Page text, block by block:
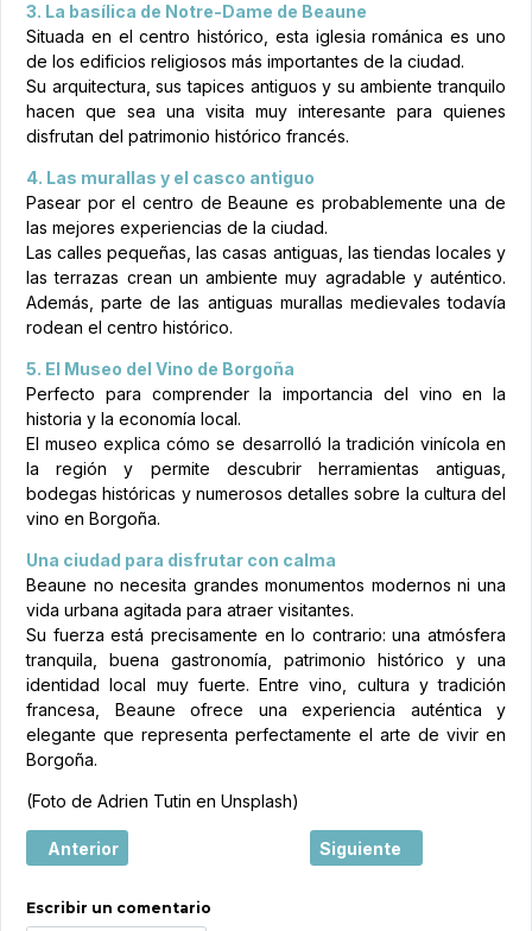
3. La basílica de Notre-Dame de Beaune
Situada en el centro histórico, esta iglesia románica es uno
de los edificios religiosos más importantes de la ciudad.
Su arquitectura, sus tapices antiguos y su ambiente tranquilo
hacen que sea una visita muy interesante para quienes
disfrutan del patrimonio histórico francés.
4. Las murallas y el casco antiguo
Pasear por el centro de Beaune es probablemente una de
las mejores experiencias de la ciudad.
Las calles pequeñas, las casas antiguas, las tiendas locales y
las terrazas crean un ambiente muy agradable y auténtico.
Además, parte de las antiguas murallas medievales todavía
rodean el centro histórico.
5. El Museo del Vino de Borgoña
Perfecto para comprender la importancia del vino en la
historia y la economía local.
El museo explica cómo se desarrolló la tradición vinícola en
la región y permite descubrir herramientas antiguas,
bodegas históricas y numerosos detalles sobre la cultura del
vino en Borgoña.
Una ciudad para disfrutar con calma
Beaune no necesita grandes monumentos modernos ni una
vida urbana agitada para atraer visitantes.
Su fuerza está precisamente en lo contrario: una atmósfera
tranquila, buena gastronomía, patrimonio histórico y una
identidad local muy fuerte. Entre vino, cultura y tradición
francesa, Beaune ofrece una experiencia auténtica y
elegante que representa perfectamente el arte de vivir en
Borgoña.
(Foto de Adrien Tutin en Unsplash)
Artículo anterior: Eguisheim, un village de cuento en el
Anterior Artículo siguiente:
Siguiente
Escribir un comentario